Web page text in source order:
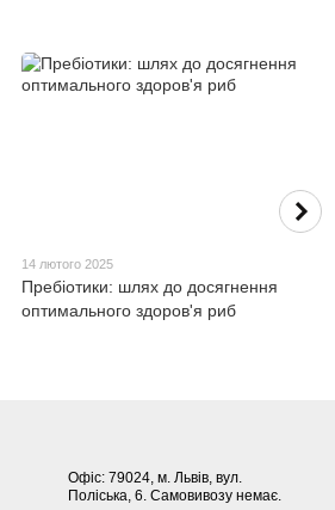
14 лютого 2025
Пребіотики: шлях до досягнення
оптимального здоров'я риб
Офіс: 79024, м. Львів, вул.
Поліська, 6. Самовивозу немає.